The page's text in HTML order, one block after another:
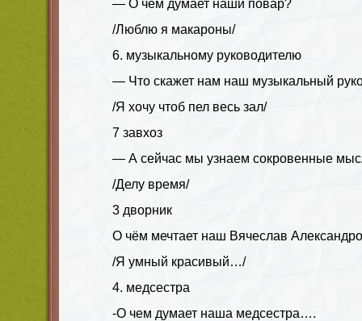
— О чем думает наши повар?
/Люблю я макароны/
6. музыкальному руководителю
— Что скажет нам наш музыкальный
/Я хочу чтоб пел весь зал/
7 завхоз
— А сейчас мы узнаем сокровенные
/Делу время/
3 дворник
О чём мечтает наш Вячеслав
/Я умный красивый…/
4. медсестра
-О чем думает наша медсестра….